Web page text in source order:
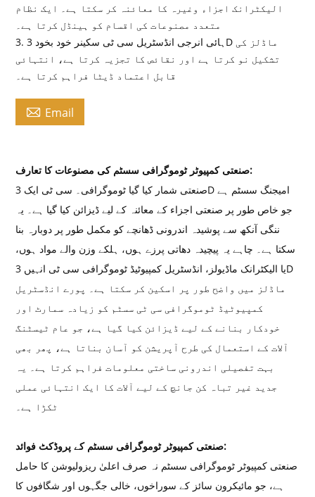
الیکٹرانک اجزاء وغیرہ کا معائنہ کر سکتا ہے۔ ایک نظام
متعدد مصنوعات کی اقسام کو ہینڈل کرتا ہے۔
3. ہائی انرجی انڈسٹریل سی ٹی سکینر خود بخود 3D ماڈلز کی
تشکیل نو کرتا ہے اور نقائص کا تجزیہ کرتا ہے، انتہائی
قابل اعتماد ڈیٹا فراہم کرتا ہے۔
 Email
صنعتی کمپیوٹر ٹوموگرافی سسٹم کی مصنوعات کا تعارف:
صنعتی شمار کیا گیا ٹوموگرافی۔ سی ٹی ایک 3D امیجنگ سسٹم ہے
جو خاص طور پر صنعتی اجزاء کے معائنہ کے لیے ڈیزائن کیا گیا ہے۔ یہ
ننگی آنکھ سے پوشیدہ اندرونی ڈھانچے کو مکمل طور پر دوبارہ بنا
سکتا ہے۔ چاہے یہ پیچیدہ دھاتی پرزے ہوں، ہلکے وزن والے مواد ہوں،
یا الیکٹرانک ماڈیولز، انڈسٹریل کمپیوٹیڈ ٹوموگرافی سی ٹی انہیں 3D
ماڈلز میں واضح طور پر اسکین کر سکتا ہے۔ پورے انڈسٹریل
کمپیوٹیڈ ٹوموگرافی سی ٹی سسٹم کو زیادہ سمارٹ اور
خودکار بنانے کے لیے ڈیزائن کیا گیا ہے، جو عام ٹیسٹنگ
آلات کے استعمال کی طرح آپریشن کو آسان بناتا ہے، پھر بھی
بہت تفصیلی اندرونی ساختی معلومات فراہم کرتا ہے۔ یہ
جدید غیر تباہ کن جانچ کے لیے آلات کا ایک انتہائی عملی
ٹکڑا ہے۔
صنعتی کمپیوٹر ٹوموگرافی سسٹم کے پروڈکٹ فوائد:
صنعتی کمپیوٹر ٹوموگرافی سسٹم نہ صرف اعلیٰ ریزولیوشن کا حامل
ہے، جو مائیکرون سائز کے سوراخوں، خالی جگہوں اور شگافوں کا